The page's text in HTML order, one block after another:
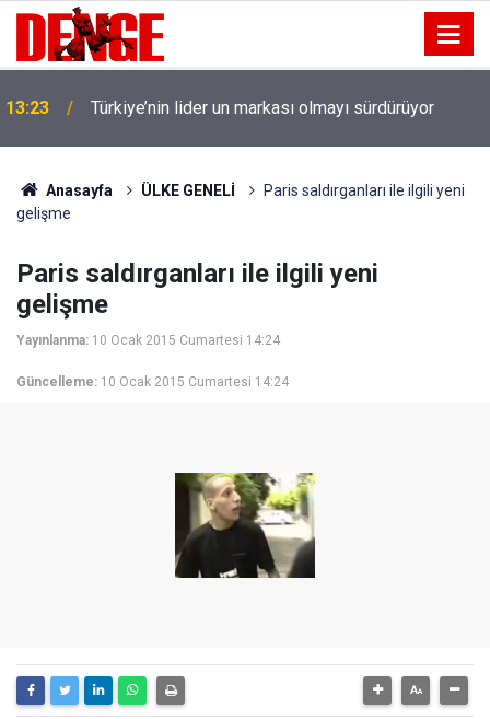
13:23 Türkiye’nin lider un markası olmayı sürdürüyor
Anasayfa ÜLKE GENELİ
Paris saldırganları ile ilgili yeni
gelişme
Paris saldırganları ile ilgili yeni
gelişme
Yayınlanma: 10 Ocak 2015 Cumartesi 14:24
Güncelleme: 10 Ocak 2015 Cumartesi 14:24